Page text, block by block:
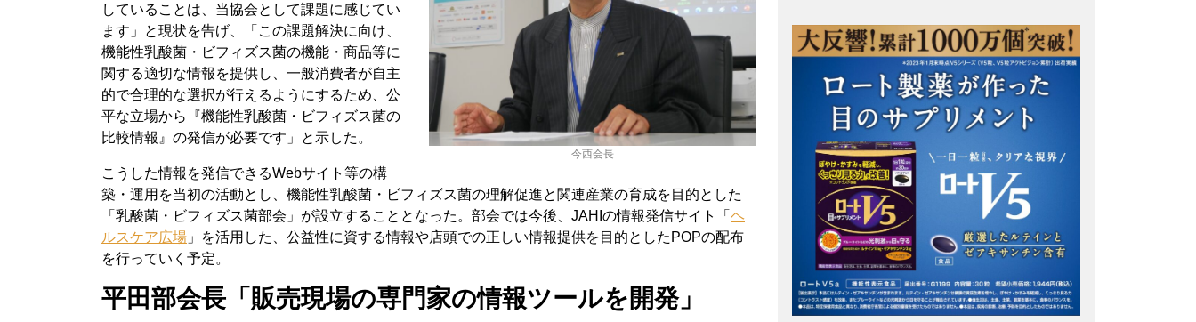
今西会長
していることは、当協会として課題に感じてい
ます」と現状を告げ、「この課題解決に向け、
機能性乳酸菌・ビフィズス菌の機能・商品等に
関する適切な情報を提供し、一般消費者が自主
的で合理的な選択が行えるようにするため、公
平な立場から『機能性乳酸菌・ビフィズス菌の
比較情報』の発信が必要です」と示した。
こうした情報を発信できるWebサイト等の構
築・運用を当初の活動とし、機能性乳酸菌・ビフィズス菌の理解促進と関連産業の育成を目的とした
「乳酸菌・ビフィズス菌部会」が設立することとなった。部会では今後、JAHIの情報発信サイト「 ヘ
ルスケア広場 」を活用した、公益性に資する情報や店頭での正しい情報提供を目的としたPOPの配布
を行っていく予定。
平田部会長「販売現場の専門家の情報ツールを開発」